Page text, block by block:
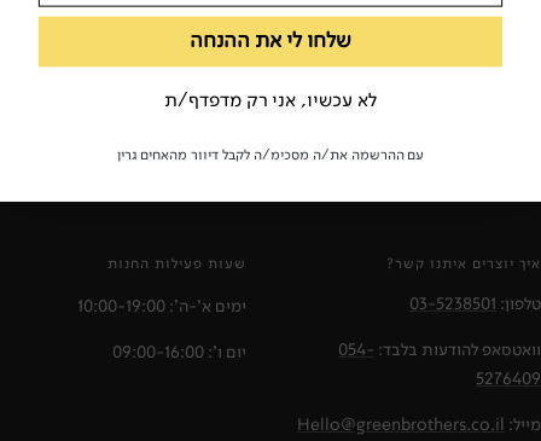
מילות מפתח:
אקדמיה לאמנות תערוכה קטלוג תערוכה
איך יוצרים איתנו קשר?
טלפון: 03-5238501
וואטסאפ להודעות בלבד: 054-
5276409
מייל: Hello@greenbrothers.co.il
שעות פעילות החנות
ימים א'-ה': 10:00-19:00
יום ו': 09:00-16:00
שלחו לי את ההנחה
לא עכשיו, אני רק מדפדף/ת
עם ההרשמה את/ה מסכימ/ה לקבל דיוור מהאחים גרין